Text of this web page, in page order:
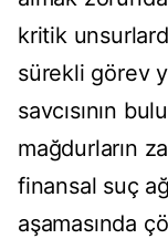
kritik
sürekli görev
savcısının
mağdurların
finansal suç
aşamasında